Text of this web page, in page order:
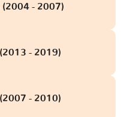
(2004 - 2007)
- 2019)
- 2010)